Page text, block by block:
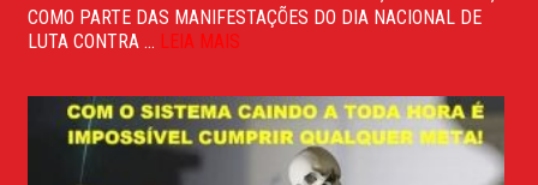
COMO PARTE DAS MANIFESTAÇÕES DO DIA NACIONAL DE
LUTA CONTRA ... LEIA MAIS